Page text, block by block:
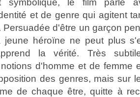
et de genre qui agitent
Persuadée d'être un garçon
héroïne ne peut plus
la vérité. Très
d'homme et de femme
des genres, mais sur
de chaque être, quitte à